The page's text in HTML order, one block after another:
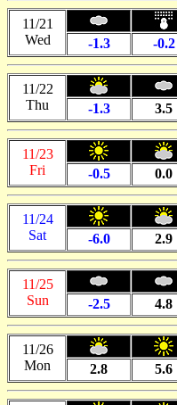
11/21
Wed
-1.3 -0.2
11/22
Thu
-1.3 3.5
11/23
Fri
-0.5 0.0
11/24
Sat
-6.0 2.9
11/25
Sun
-2.5 4.8
11/26
Mon
2.8 5.6